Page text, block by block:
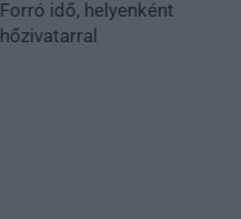
Forró idő, helyenként
hőzivatarral